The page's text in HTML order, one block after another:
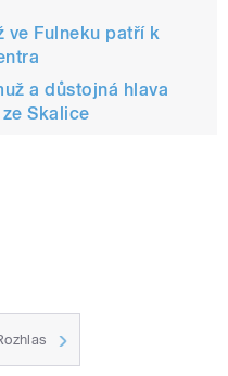
ve Fulneku patří k
a důstojná hlava
Skalice